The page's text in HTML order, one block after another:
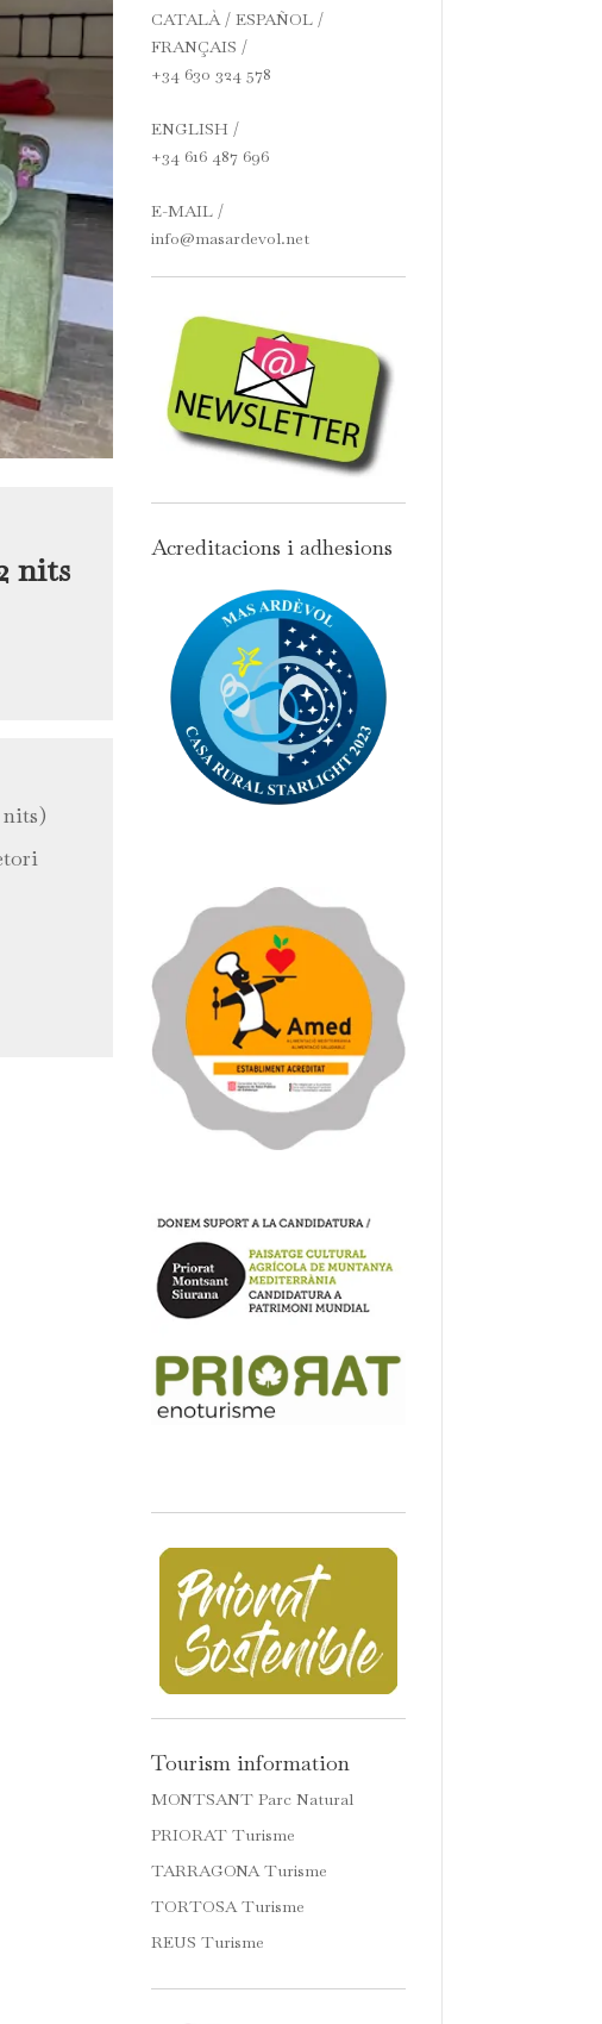
nits
nits)
CATALÀ / ESPAÑOL /
FRANÇAIS /
+34 630 324 578
ENGLISH /
+34 616 487 696
E-MAIL /
info@masardevol.net
Acreditacions i adhesions
Tourism information
MONTSANT Parc Natural
PRIORAT Turisme
TARRAGONA Turisme
TORTOSA Turisme
REUS Turisme